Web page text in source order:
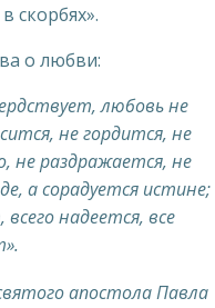
скорбях».
о любви:
любовь не
не гордится, не
не раздражается, не
а сорадуется истине;
надеется, все
апостола Павла